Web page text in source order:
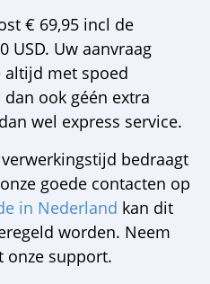
€ 69,95 incl de
USD. Uw aanvraag
altijd met spoed
ook géén extra
wel express service.
bedraagt
goede contacten op
in Nederland kan dit
worden. Neem
onze support.